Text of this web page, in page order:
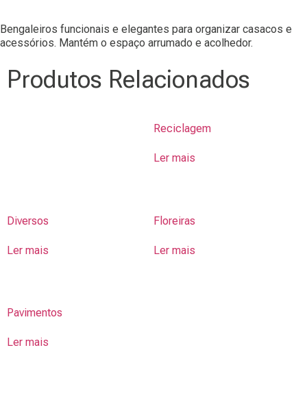
Bengaleiros funcionais e elegantes para organizar casacos e
acessórios. Mantém o espaço arrumado e acolhedor.
Produtos Relacionados
Reciclagem
Ler mais
Diversos
Ler mais
Floreiras
Ler mais
Pavimentos
Ler mais